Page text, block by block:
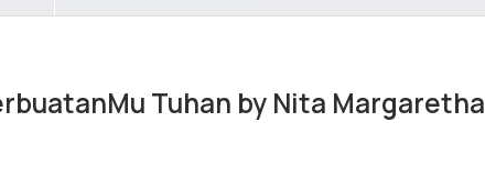
Tuhan by Nita Margaretha